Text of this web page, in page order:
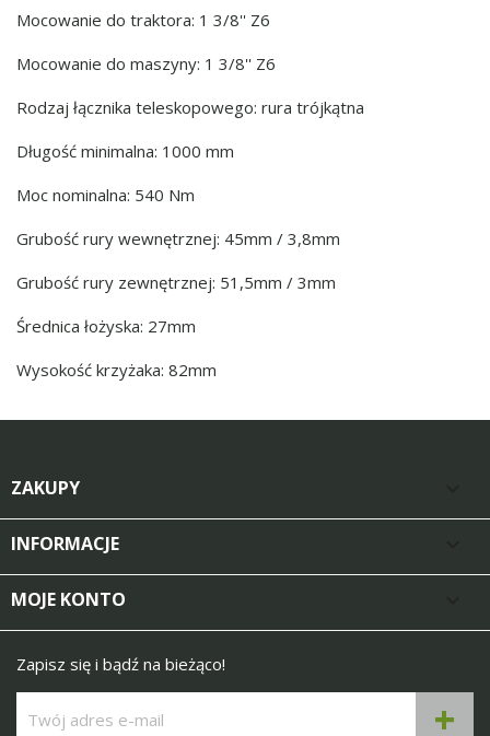
Mocowanie do traktora: 1 3/8'' Z6
Mocowanie do maszyny: 1 3/8'' Z6
Rodzaj łącznika teleskopowego: rura trójkątna
Długość minimalna: 1000 mm
Moc nominalna: 540 Nm
Grubość rury wewnętrznej: 45mm / 3,8mm
Grubość rury zewnętrznej: 51,5mm / 3mm
Średnica łożyska: 27mm
Wysokość krzyżaka: 82mm
ZAKUPY
INFORMACJE
MOJE KONTO
Zapisz się i bądź na bieżąco!